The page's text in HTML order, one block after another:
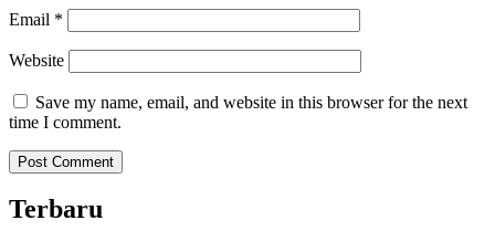
Email *
Website
Save my name, email, and website in this browser for the next
time I comment.
Terbaru